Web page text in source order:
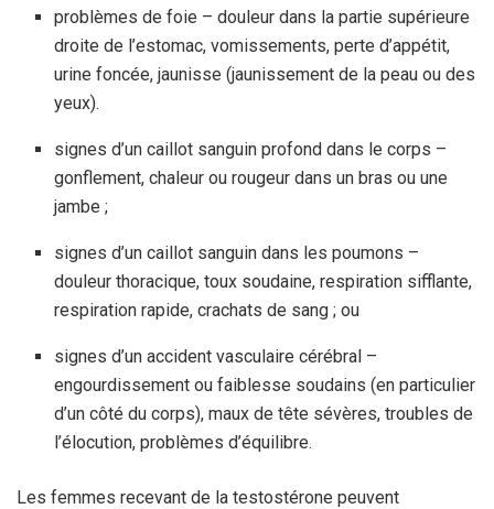
problèmes de foie – douleur dans la partie supérieure
droite de l’estomac, vomissements, perte d’appétit,
urine foncée, jaunisse (jaunissement de la peau ou des
yeux).
signes d’un caillot sanguin profond dans le corps –
gonflement, chaleur ou rougeur dans un bras ou une
jambe ;
signes d’un caillot sanguin dans les poumons –
douleur thoracique, toux soudaine, respiration sifflante,
respiration rapide, crachats de sang ; ou
signes d’un accident vasculaire cérébral –
engourdissement ou faiblesse soudains (en particulier
d’un côté du corps), maux de tête sévères, troubles de
l’élocution, problèmes d’équilibre.
Les femmes recevant de la testostérone peuvent